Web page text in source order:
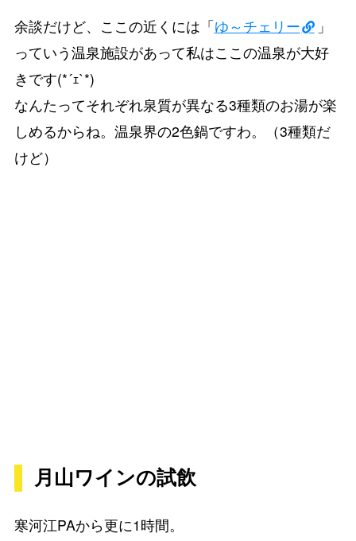
余談だけど、ここの近くには「ゆ～チェリー
」
っていう温泉施設があって私はここの温泉が大好
きです(*´ｪ`*)
なんたってそれぞれ泉質が異なる3種類のお湯が楽
しめるからね。温泉界の2色鍋ですわ。（3種類だ
けど）
月山ワインの試飲
寒河江PAから更に1時間。